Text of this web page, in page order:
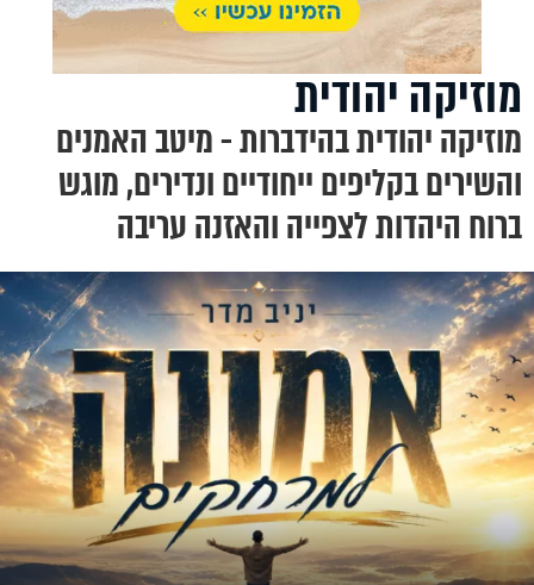
מוזיקה יהודית
מוזיקה יהודית בהידברות - מיטב האמנים
והשירים בקליפים ייחודיים ונדירים, מוגש
ברוח היהדות לצפייה והאזנה עריבה